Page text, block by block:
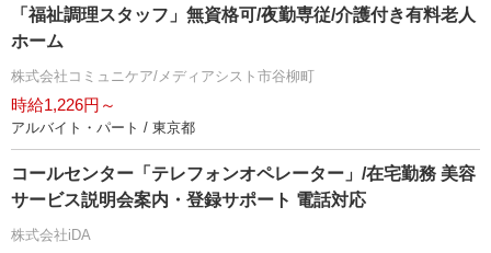
「福祉調理スタッフ」無資格可/夜勤専従/介護付き有料老人
ホーム
株式会社コミュニケア/メディアシスト市谷柳町
時給1,226円～
アルバイト・パート / 東京都
コールセンター「テレフォンオペレーター」/在宅勤務 美容
サービス説明会案内・登録サポート 電話対応
株式会社iDA